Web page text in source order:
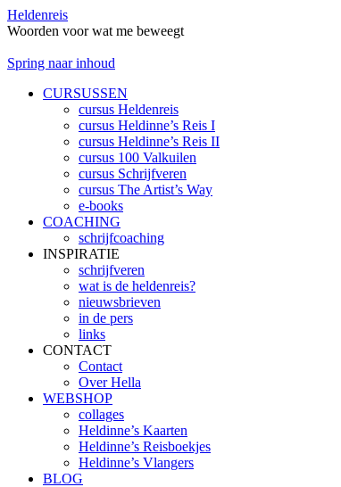
Heldenreis
Woorden voor wat me beweegt
Spring naar inhoud
CURSUSSEN
cursus Heldenreis
cursus Heldinne’s Reis I
cursus Heldinne’s Reis II
cursus 100 Valkuilen
cursus Schrijfveren
cursus The Artist’s Way
e-books
COACHING
schrijfcoaching
INSPIRATIE
schrijfveren
wat is de heldenreis?
nieuwsbrieven
in de pers
links
CONTACT
Contact
Over Hella
WEBSHOP
collages
Heldinne’s Kaarten
Heldinne’s Reisboekjes
Heldinne’s Vlangers
BLOG